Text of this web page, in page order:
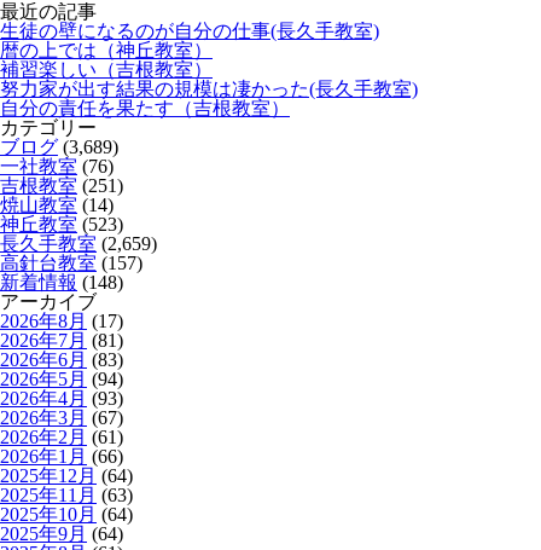
最近の記事
生徒の壁になるのが自分の仕事(長久手教室)
暦の上では（神丘教室）
補習楽しい（吉根教室）
努力家が出す結果の規模は凄かった(長久手教室)
自分の責任を果たす（吉根教室）
カテゴリー
ブログ (3,689)
一社教室 (76)
吉根教室 (251)
焼山教室 (14)
神丘教室 (523)
長久手教室 (2,659)
高針台教室 (157)
新着情報 (148)
アーカイブ
2026年8月 (17)
2026年7月 (81)
2026年6月 (83)
2026年5月 (94)
2026年4月 (93)
2026年3月 (67)
2026年2月 (61)
2026年1月 (66)
2025年12月 (64)
2025年11月 (63)
2025年10月 (64)
2025年9月 (64)